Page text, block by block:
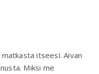
itseesi. Aivan
Miksi me